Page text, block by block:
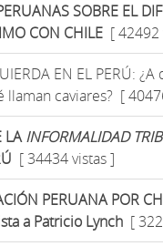
SOBRE EL
CON CHILE[ 42492
EN EL PERÚ:
llaman caviares? [
LAINFORMALIDAD
[ 34434 vistas ]
PERUANA POR
a Patricio Lynch[